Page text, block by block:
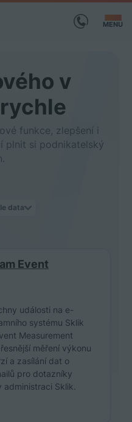
MENU
v
funkce, zlepšení i
plnit si podnikatelský
data
Event
události na e-
systému Sklik
Measurement
měření výkonu
a zasílání dat o
pro dotazníky
Sklik.